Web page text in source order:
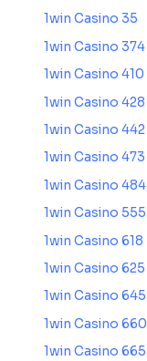
1win Casino 35
1win Casino 374
1win Casino 410
1win Casino 428
1win Casino 442
1win Casino 473
1win Casino 484
1win Casino 555
1win Casino 618
1win Casino 625
1win Casino 645
1win Casino 660
1win Casino 665